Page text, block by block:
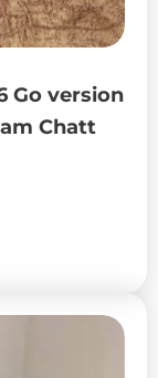
Go version
Chatt